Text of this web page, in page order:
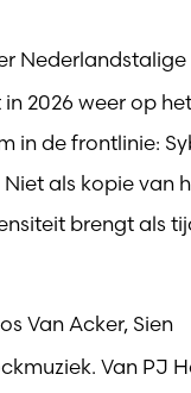
Nederlandstalige
in 2026 weer op het
in de frontlinie:
als kopie van
brengt als
Van Acker, Sien
Van PJ